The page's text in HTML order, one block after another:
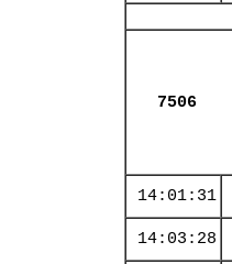
7506
14:01:31
14:03:28